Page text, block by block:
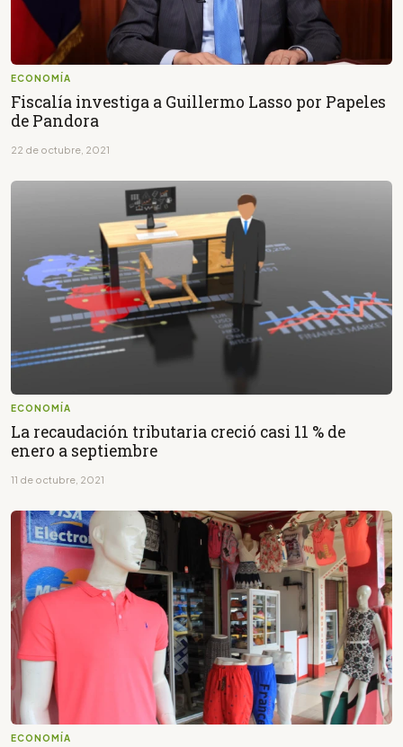
ECONOMÍA
Fiscalía investiga a Guillermo Lasso por Papeles
de Pandora
22 de octubre, 2021
ECONOMÍA
La recaudación tributaria creció casi 11 % de
enero a septiembre
11 de octubre, 2021
ECONOMÍA